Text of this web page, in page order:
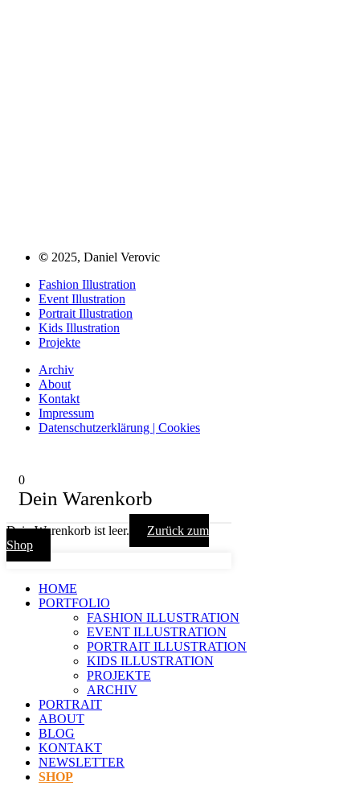
© 2025, Daniel Verovic
Fashion Illustration
Event Illustration
Portrait Illustration
Kids Illustration
Projekte
Archiv
About
Kontakt
Impressum
Datenschutzerklärung | Cookies
0
Dein Warenkorb
Dein Warenkorb ist leer.
Zurück zum
Shop
HOME
PORTFOLIO
FASHION ILLUSTRATION
EVENT ILLUSTRATION
PORTRAIT ILLUSTRATION
KIDS ILLUSTRATION
PROJEKTE
ARCHIV
PORTRAIT
ABOUT
BLOG
KONTAKT
NEWSLETTER
SHOP